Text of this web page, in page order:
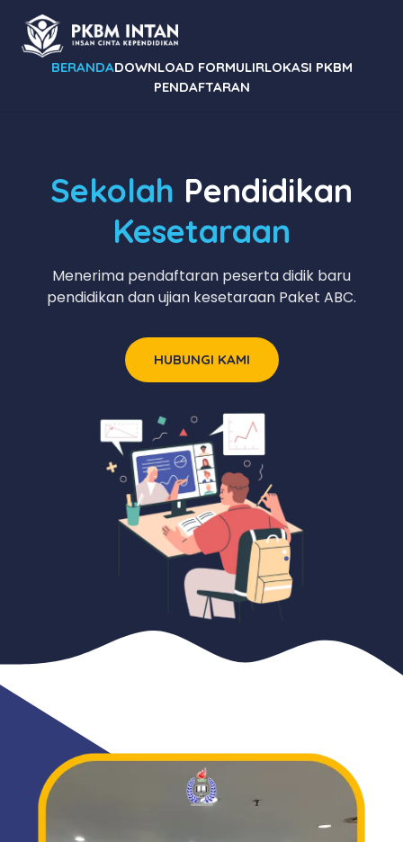
BERANDADOWNLOAD FORMULIRLOKASI PKBM
PENDAFTARAN
Sekolah Pendidikan
Kesetaraan
Menerima pendaftaran peserta didik baru
pendidikan dan ujian kesetaraan Paket ABC.
HUBUNGI KAMI